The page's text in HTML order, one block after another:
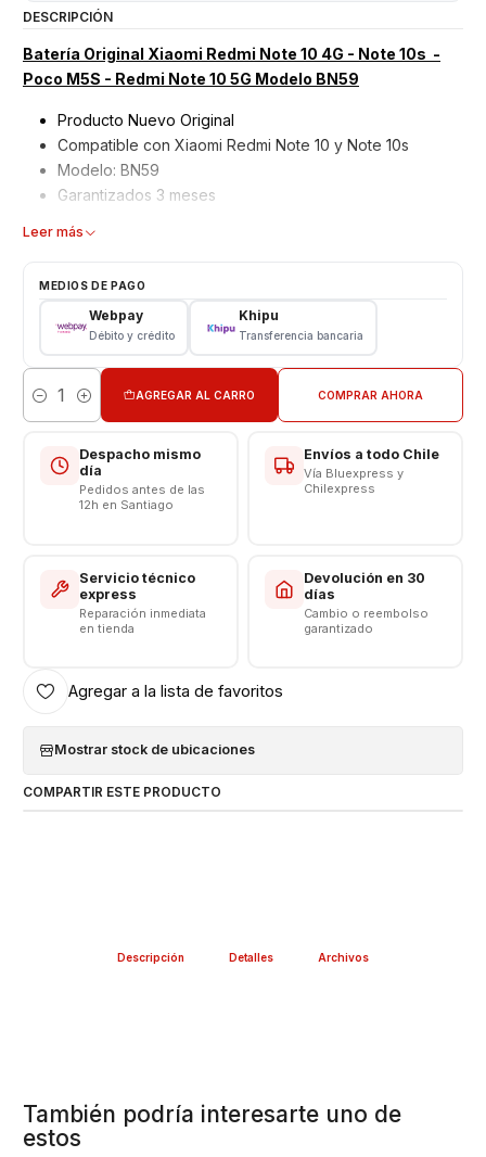
DESCRIPCIÓN
Batería Original Xiaomi Redmi Note 10 4G - Note 10s -
Poco M5S - Redmi Note 10 5G Modelo BN59
Producto Nuevo Original
Compatible con Xiaomi Redmi Note 10 y Note 10s
Modelo: BN59
Garantizados 3 meses
Características
Capacidad: 5000 mAh
Límite Voltaje: 4.4v
Compatibilidades:
M2101K7AG)
Xiaomi Redmi Note 10S
(Modelos: M2101K7BG,
M2101K7BI, M2101K7BNY, M2101K7BL)
------------------------------------------------
Leer más
MEDIOS DE PAGO
Webpay
Débito y crédito
Khipu
Transferencia bancaria
Cantidad
AGREGAR AL CARRO COMPRAR AHORA
Despacho mismo
día
Pedidos antes de las
12h en Santiago
Envíos a todo Chile
Vía Bluexpress y
Chilexpress
Servicio técnico
express
Reparación inmediata
en tienda
Devolución en 30
días
Cambio o reembolso
garantizado
Agregar a la lista de favoritos
Mostrar stock de ubicaciones
COMPARTIR ESTE PRODUCTO
Descripción Detalles Archivos
También podría interesarte uno de
estos